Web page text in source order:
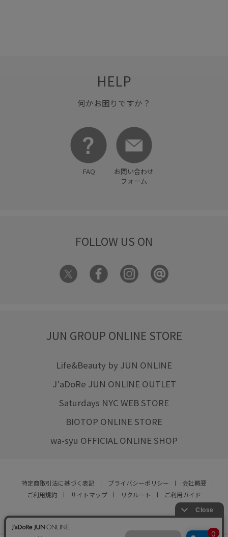
HELP
何かお困りですか？
FAQ
お問い合わせ
フォーム
FOLLOW US ON
JUN GROUP ONLINE STORE
Life&Beauty by JUN ONLINE
J'aDoRe JUN ONLINE OUTLET
Saturdays NYC WEB STORE
BIOTOP ONLINE STORE
wa-syu OFFICIAL ONLINE SHOP
特定商取引法に基づく表記 プライバシーポリシー
会社概要
ご利用規約
サイトマップ リクルート ご利用ガイド